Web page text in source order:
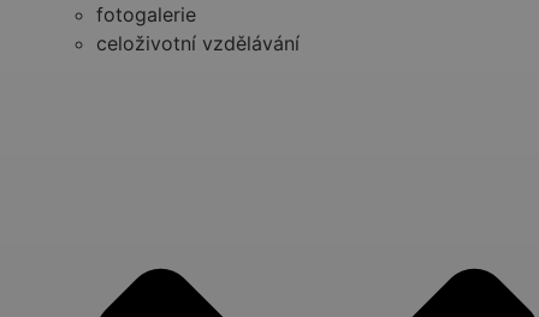
fotogalerie
celoživotní vzdělávání